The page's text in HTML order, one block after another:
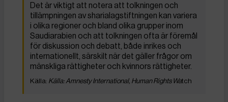
Det är viktigt att notera att tolkningen och
tillämpningen av sharialagstiftningen kan variera
i olika regioner och bland olika grupper inom
Saudiarabien och att tolkningen ofta är föremål
för diskussion och debatt, både inrikes och
internationellt, särskilt när det gäller frågor om
mänskliga rättigheter och kvinnors rättigheter.
Källa: Amnesty International, Human Rights Watch